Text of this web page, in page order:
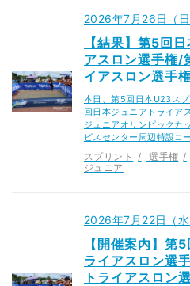
2026年7月26日（日
【結果】第5回
アスロン選手権/
イアスロン選手
本日、第5回日本U23ス
回日本ジュニアトライア
ジュニアオリンピックカ
ビスセンター周辺特設コ
スプリント 選手権
ジュニア
2026年7月22日（水
【開催案内】第
ライアスロン選
トライアスロン